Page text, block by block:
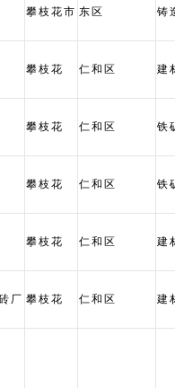
攀枝花市 东区 铸
攀枝花 仁和区 建
攀枝花 仁和区 铁
攀枝花 仁和区 铁
攀枝花 仁和区 建
厂 攀枝花 仁和区 建